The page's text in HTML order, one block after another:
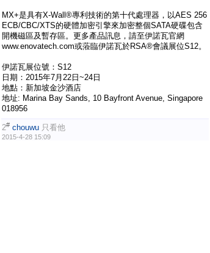
MX+是具有X-Wall®專利技術的第十代處理器，以AES 256
ECB/CBC/XTS的硬體加密引擎來加密整個SATA硬碟包含
開機磁區及暫存區。更多產品訊息，請至伊諾瓦官網
www.enovatech.com或蒞臨伊諾瓦於RSA®會議展位S12。
伊諾瓦展位號：S12
日期：2015年7月22日~24日
地點：新加坡金沙酒店
地址: Marina Bay Sands, 10 Bayfront Avenue, Singapore
018956
2# chouwu 只看他
2015-4-28 15:09